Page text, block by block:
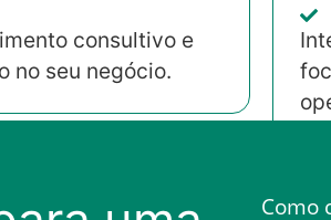
consultivo e
no seu negócio.
Como